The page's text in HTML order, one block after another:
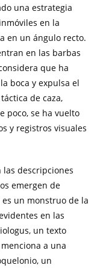
una estrategia
en la
en un ángulo recto.
en las barbas
que ha
boca y expulsa el
de caza,
poco, se ha vuelto
y registros visuales
descripciones
emergen de
un monstruo de la
en las
un texto
a una
un